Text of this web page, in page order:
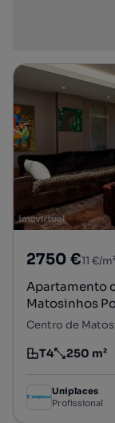
2750 €11 €/
Apartamento
Matosinhos
Tipologia
T4
Preço por250 m²
Uniplaces
Profissional